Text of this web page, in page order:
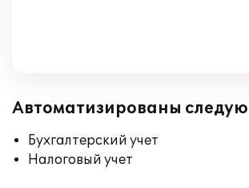
Автоматизированы
Бухгалтерский учет
Налоговый учет